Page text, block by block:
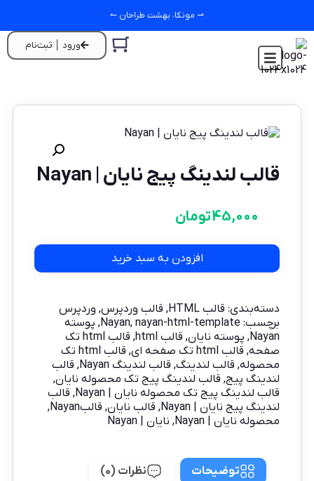
⇀ مونکا، بهشت طراحان ↼
ورود │ ثبت‌نام
قالب لندینگ پیج نایان | Nayan
45,000تومان
افزودن به سبد خرید
دسته‌بندی: قالب HTML , قالب وردپرس, وردپرس
برچسب:
Nayan,nayan-html-template
, پوسته
Nayan
, پوسته نایان, قالب html ,
قالب html تک
صفحه, قالب html تک صفحه ای ,
قالب html تک
محصوله, قالب لندینگ, قالب لندینگ Nayan , قالب
لندینگ پیج, قالب لندینگ پیج تک محصوله نایان,
قالب لندینگ پیج تک محصوله نایان | Nayan
, قالب
لندینگ پیج نایان | Nayan
, قالب نایان, قالبNayan
,
محصوله نایان | Nayan
, نایان | Nayan
توضیحات نظرات (0)